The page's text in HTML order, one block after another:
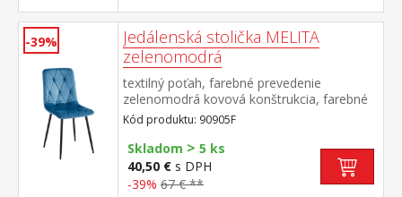
-39%
Jedálenská stolička MELITA
zelenomodrá
textilný poťah, farebné prevedenie
zelenomodrá kovová konštrukcia, farebné
prevedenie čierna výška sedu 50 cm
odporúčaná nosnosť do 120 kg
Kód produktu: 90905F
Skladom > 5 ks
40,50 € s DPH
-39% 67 € **